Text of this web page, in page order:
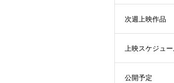
次週上映作品
上映スケジュ
公開予定